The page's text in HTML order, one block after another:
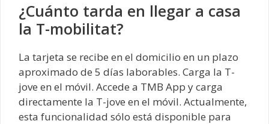
¿Cuánto tarda en llegar a casa
la T-mobilitat?
La tarjeta se recibe en el domicilio en un plazo
aproximado de 5 días laborables. Carga la T-
jove en el móvil. Accede a TMB App y carga
directamente la T-jove en el móvil. Actualmente,
esta funcionalidad sólo está disponible para